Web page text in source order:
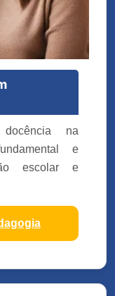
na
e
escolar e